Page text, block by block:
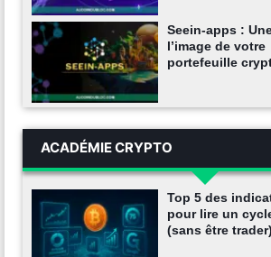
Seein-apps :
l’image de votre
portefeuille
ACADÉMIE CRYPTO
Top 5 des
pour lire un
(sans être trader)